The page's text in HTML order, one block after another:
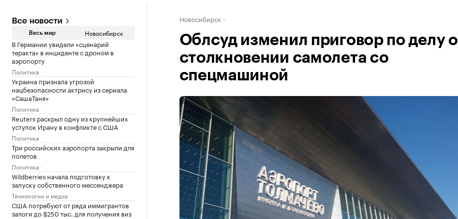
Все новости
Весь мир Новосибирск
В Германии увидели «сценарий
теракта» в инциденте с дроном в
аэропорту
Политика
Украина признала угрозой
нацбезопасности актрису из сериала
«СашаТаня»
Политика
Reuters раскрыл одну из крупнейших
уступок Ирану в конфликте с США
Политика
Три российских аэропорта закрыли для
полетов
Политика
Wildberries начала подготовку к
запуску собственного мессенджера
Технологии и медиа
США потребуют от ряда иммигрантов
залоги до $250 тыс. для получения виз
Новосибирск
Облсуд изменил приговор по делу о
столкновении самолета со
спецмашиной